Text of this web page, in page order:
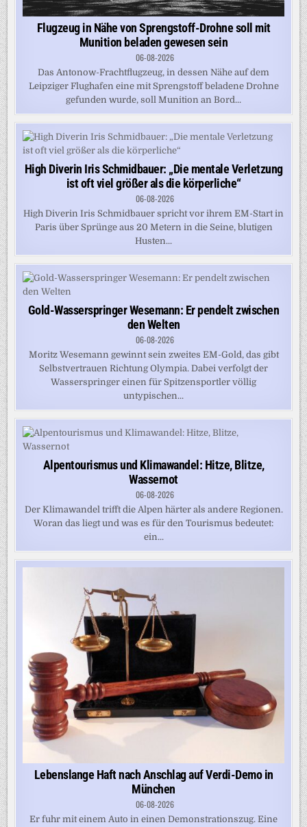
Flugzeug in Nähe von Sprengstoff-Drohne soll mit
Munition beladen gewesen sein
06-08-2026
Das Antonow-Frachtflugzeug, in dessen Nähe auf dem
Leipziger Flughafen eine mit Sprengstoff beladene Drohne
gefunden wurde, soll Munition an Bord...
High Diverin Iris Schmidbauer: „Die mentale Verletzung
ist oft viel größer als die körperliche“
06-08-2026
High Diverin Iris Schmidbauer spricht vor ihrem EM-Start in
Paris über Sprünge aus 20 Metern in die Seine, blutigen
Husten...
Gold-Wasserspringer Wesemann: Er pendelt zwischen
den Welten
06-08-2026
Moritz Wesemann gewinnt sein zweites EM-Gold, das gibt
Selbstvertrauen Richtung Olympia. Dabei verfolgt der
Wasserspringer einen für Spitzensportler völlig
untypischen...
Alpentourismus und Klimawandel: Hitze, Blitze,
Wassernot
06-08-2026
Der Klimawandel trifft die Alpen härter als andere Regionen.
Woran das liegt und was es für den Tourismus bedeutet:
ein...
Lebenslange Haft nach Anschlag auf Verdi-Demo in
München
06-08-2026
Er fuhr mit einem Auto in einen Demonstrationszug. Eine